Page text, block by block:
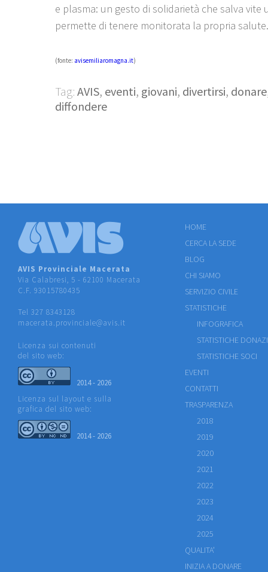
e plasma: un gesto di solidarietà che salva vite
permette di tenere monitorata la propria salute.
(fonte: avisemiliaromagna.it)
Tag: AVIS, eventi, giovani, divertirsi, donare
diffondere
AVIS Provinciale Macerata
Via Calabresi, 5 - 62100 Macerata
C.F. 93015780435
Tel 327 8343128
macerata.provinciale@avis.it
Licenza sui contenuti
del sito web:
2014 - 2026
Licenza sul layout e sulla
grafica del sito web:
2014 - 2026
HOME
CERCA LA SEDE
BLOG
CHI SIAMO
SERVIZIO CIVILE
STATISTICHE
INFOGRAFICA
STATISTICHE
STATISTICHE SOCI
EVENTI
CONTATTI
TRASPARENZA
2018
2019
2020
2021
2022
2023
2024
2025
QUALITA'
INIZIA A DONARE